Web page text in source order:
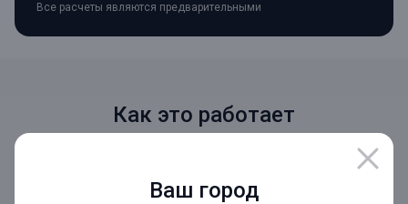
Ваш город
Все расчеты являются предварительными
Как это работает
Вы отправляете заявку - менеджер свяжется